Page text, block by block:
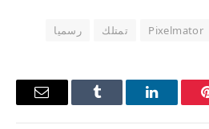
Pixelmator تمتلك رسميا
بينتيريستلينكدإن Tumblr
البريد